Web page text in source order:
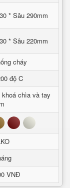
* Sâu 290mm
* Sâu 220mm
cháy
độ C
chìa và tay
Đỏ Trắng
VNĐ